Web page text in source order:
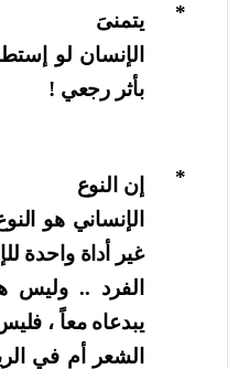
*
يتمنىَ
الإنسان لو
بأثر رجعي !
*
إن النوع
الإنساني هو
غير أداة واحدة
الفرد .. وليس
يبدعاه معاً ،
الشعر أم في